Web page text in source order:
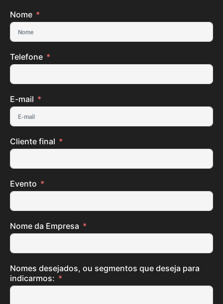
Nome
Telefone
E-mail
Cliente final
Evento
Nome da Empresa
Nomes desejados, ou segmentos que deseja para
indicarmos: